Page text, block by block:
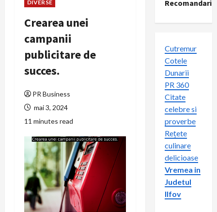
DIVERSE
Crearea unei
campanii
publicitare de
succes.
PR Business
mai 3, 2024
11 minutes read
Recomandari
Cutremur
Cotele
Dunarii
PR 360
Citate
celebre si
proverbe
Rețete
culinare
delicioase
Vremea in
Judetul
Ilfov